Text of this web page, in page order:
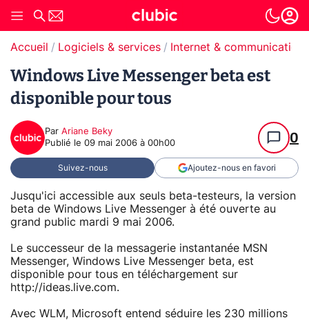
Accueil Logiciels & services Internet & communication
Windows Live Messenger beta est
disponible pour tous
Par Ariane Beky
Publié le 09 mai 2006 à 00h00 0
Suivez-nous Ajoutez-nous en favori
Jusqu'ici accessible aux seuls beta-testeurs, la version
beta de Windows Live Messenger à été ouverte au
grand public mardi 9 mai 2006.
Le successeur de la messagerie instantanée MSN
Messenger, Windows Live Messenger beta, est
disponible pour tous en téléchargement sur
http://ideas.live.com.
Avec WLM, Microsoft entend séduire les 230 millions